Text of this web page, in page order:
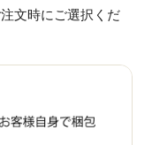
文時にご選択くだ